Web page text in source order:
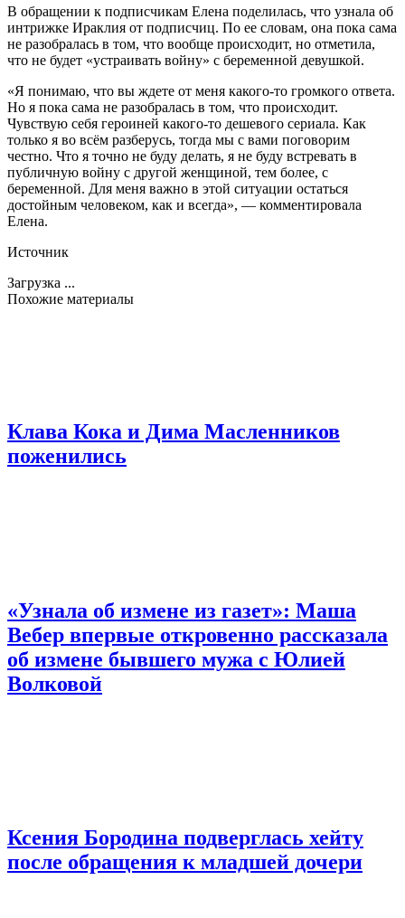
В обращении к подписчикам Елена поделилась, что узнала об
интрижке Ираклия от подписчиц. По ее словам, она пока сама
не разобралась в том, что вообще происходит, но отметила,
что не будет «устраивать войну» с беременной девушкой.
«Я понимаю, что вы ждете от меня какого-то громкого ответа.
Но я пока сама не разобралась в том, что происходит.
Чувствую себя героиней какого-то дешевого сериала. Как
только я во всём разберусь, тогда мы с вами поговорим
честно. Что я точно не буду делать, я не буду встревать в
публичную войну с другой женщиной, тем более, с
беременной. Для меня важно в этой ситуации остаться
достойным человеком, как и всегда», — комментировала
Елена.
Источник
Загрузка ...
Похожие материалы
Клава Кока и Дима Масленников
поженились
«Узнала об измене из газет»: Маша
Вебер впервые откровенно рассказала
об измене бывшего мужа с Юлией
Волковой
Ксения Бородина подверглась хейту
после обращения к младшей дочери